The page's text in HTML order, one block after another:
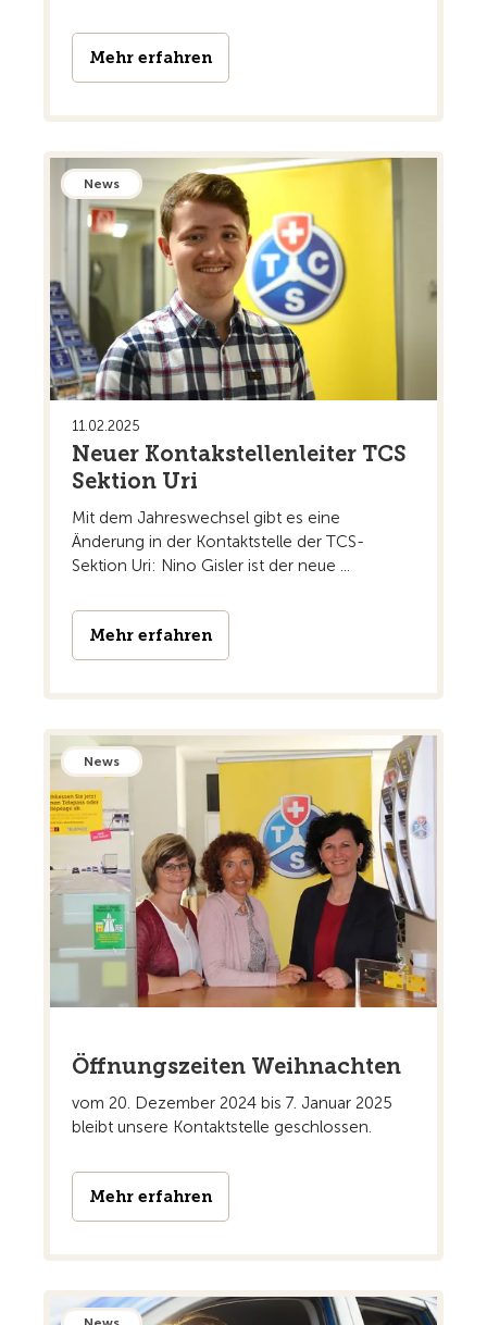
Mehr erfahren
News
11.02.2025
Neuer Kontakstellenleiter TCS
Sektion Uri
Mit dem Jahreswechsel gibt es eine
Änderung in der Kontaktstelle der TCS-
Sektion Uri: Nino Gisler ist der neue ...
Mehr erfahren
News
Öffnungszeiten Weihnachten
vom 20. Dezember 2024 bis 7. Januar 2025
bleibt unsere Kontaktstelle geschlossen.
Mehr erfahren